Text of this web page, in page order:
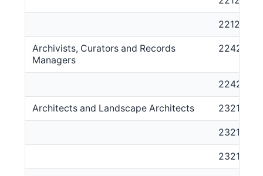
221214
Archivists, Curators and Records
Managers
2242
224213
Architects and Landscape Architects 2321
232111
232112